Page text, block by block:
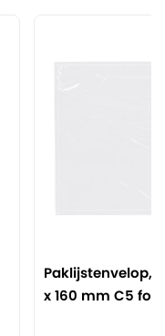
Paklijstenvelop,
x 160 mm C5